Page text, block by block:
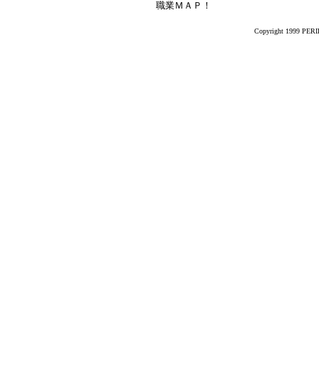
職業ＭＡＰ！
Copyright 1999